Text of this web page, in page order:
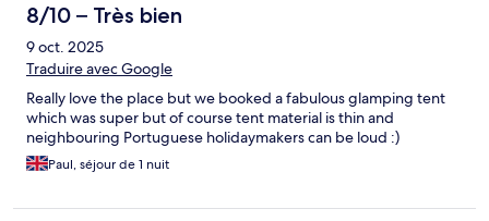
8/10 – Très bien
9 oct. 2025
Traduire avec Google
Really love the place but we booked a fabulous glamping tent
which was super but of course tent material is thin and
neighbouring Portuguese holidaymakers can be loud :)
Paul, séjour de 1 nuit